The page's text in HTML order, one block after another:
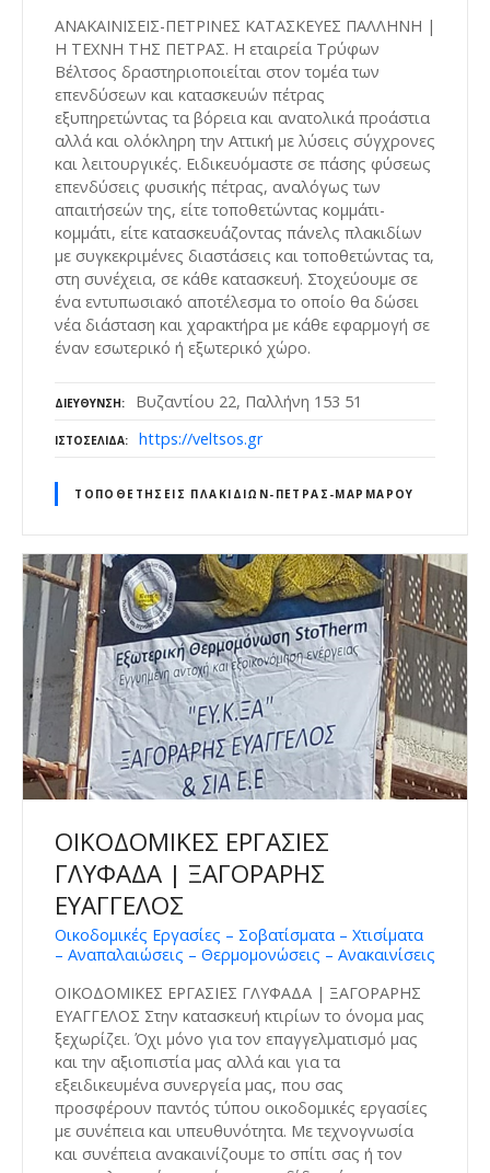
ΑΝΑΚΑΙΝΙΣΕΙΣ-ΠΕΤΡΙΝΕΣ ΚΑΤΑΣΚΕΥΕΣ ΠΑΛΛΗΝΗ |
Η ΤΕΧΝΗ ΤΗΣ ΠΕΤΡΑΣ. Η εταιρεία Τρύφων
Βέλτσος δραστηριοποιείται στον τομέα των
επενδύσεων και κατασκευών πέτρας
εξυπηρετώντας τα βόρεια και ανατολικά προάστια
αλλά και ολόκληρη την Αττική με λύσεις σύγχρονες
και λειτουργικές. Ειδικευόμαστε σε πάσης φύσεως
επενδύσεις φυσικής πέτρας, αναλόγως των
απαιτήσεών της, είτε τοποθετώντας κομμάτι-
κομμάτι, είτε κατασκευάζοντας πάνελς πλακιδίων
με συγκεκριμένες διαστάσεις και τοποθετώντας τα,
στη συνέχεια, σε κάθε κατασκευή. Στοχεύουμε σε
ένα εντυπωσιακό αποτέλεσμα το οποίο θα δώσει
νέα διάσταση και χαρακτήρα με κάθε εφαρμογή σε
έναν εσωτερικό ή εξωτερικό χώρο.
ΔΙΕΎΘΥΝΣΗ Βυζαντίου 22, Παλλήνη 153 51
ΙΣΤΟΣΕΛΊΔΑ https://veltsos.gr
ΤΟΠΟΘΕΤΉΣΕΙΣ ΠΛΑΚΙΔΊΩΝ-ΠΈΤΡΑΣ-ΜΆΡΜΑΡΟΥ
ΟΙΚΟΔΟΜΙΚΕΣ ΕΡΓΑΣΙΕΣ
ΓΛΥΦΑΔΑ | ΞΑΓΟΡΑΡΗΣ
ΕΥΑΓΓΕΛΟΣ
Οικοδομικές Εργασίες – Σοβατίσματα – Χτισίματα
– Αναπαλαιώσεις – Θερμομονώσεις – Ανακαινίσεις
ΟΙΚΟΔΟΜΙΚΕΣ ΕΡΓΑΣΙΕΣ ΓΛΥΦΑΔΑ | ΞΑΓΟΡΑΡΗΣ
ΕΥΑΓΓΕΛΟΣ Στην κατασκευή κτιρίων το όνομα μας
ξεχωρίζει. Όχι μόνο για τον επαγγελματισμό μας
και την αξιοπιστία μας αλλά και για τα
εξειδικευμένα συνεργεία μας, που σας
προσφέρουν παντός τύπου οικοδομικές εργασίες
με συνέπεια και υπευθυνότητα. Με τεχνογνωσία
και συνέπεια ανακαινίζουμε το σπίτι σας ή τον